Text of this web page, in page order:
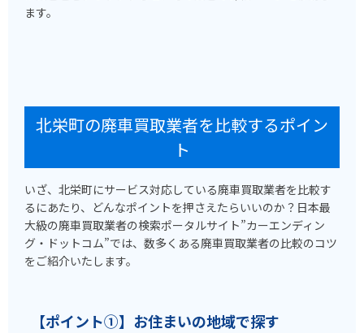
ます。
北栄町の廃車買取業者を比較するポイン
ト
いざ、北栄町にサービス対応している廃車買取業者を比較す
るにあたり、どんなポイントを押さえたらいいのか？日本最
大級の廃車買取業者の検索ポータルサイト”カーエンディン
グ・ドットコム”では、数多くある廃車買取業者の比較のコツ
をご紹介いたします。
【ポイント①】お住まいの地域で探す